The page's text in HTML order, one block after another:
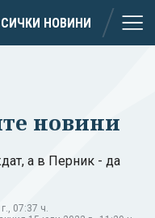
НОВИНИ
новини
а в Перник - да
07:37 ч.